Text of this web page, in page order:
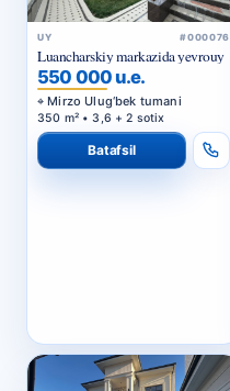
UY #000076
Luancharskiy markazida yevrouy
550 000 u.e.
Mirzo Ulug‘bek tumani
350 m² • 3,6 + 2 sotix
Batafsil